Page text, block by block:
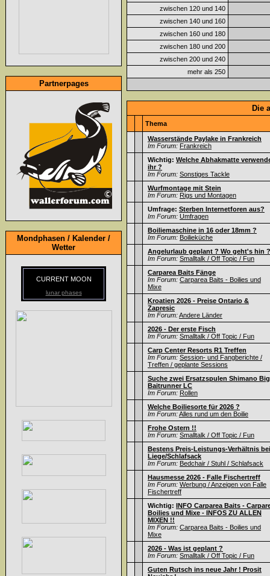
Partnerpages
Mondphasen / Kalender /
Wetter
CURRENT MOON
lunar phases
zwischen 120 und 140
zwischen 140 und 160
zwischen 160 und 180
zwischen 180 und 200
zwischen 200 und 240
mehr als 250
Die
Thema
Wasserstände Paylake in Frankreich
Im Forum: Frankreich
Wichtig: Welche Abhakmatte
ihr ?
Im Forum: Sonstiges Tackle
Wurfmontage mit Stein
Im Forum: Rigs und Montagen
Umfrage: Sterben Internetforen aus?
Im Forum: Umfragen
Boiliemaschine in 16 oder 18mm ?
Im Forum: Boilieküche
Angelurlaub geplant ? Wo geht's hin ?
Im Forum: Smalltalk / Off Topic / Fun
Carparea Baits Fänge
Im Forum: Carparea Baits - Boilies und
Mixe
Kroatien 2026 - Preise Ontario &
Zapresic
Im Forum:Andere Länder
2026 - Der erste Fisch
Im Forum: Smalltalk / Off Topic / Fun
Carp Center Resorts R1 Treffen
Im Forum: Session- und Fangberichte /
Treffen / geplante Sessions
Suche zwei Ersatzspulen Shimano Big
Baitrunner LC
Im Forum: Rollen
Welche Boiliesorte für 2026 ?
Im Forum:Alles rund um den Boilie
Frohe Ostern !!
Im Forum: Smalltalk / Off Topic / Fun
Bestens Preis-Leistungs-Verhältnis bei
Liege/Schlafsack
Im Forum: Bedchair / Stuhl / Schlafsack
Hausmesse 2026 - Falle Fischertreff
Im Forum: Werbung / Anzeigen von Falle
Fischertreff
Wichtig: INFO Carparea Baits -
Boilies und Mixe - INFOS ZU ALLEN
MIXEN !!
Im Forum: Carparea Baits - Boilies und
Mixe
2026 - Was ist geplant ?
Im Forum: Smalltalk / Off Topic / Fun
Guten Rutsch ins neue Jahr ! Prosit